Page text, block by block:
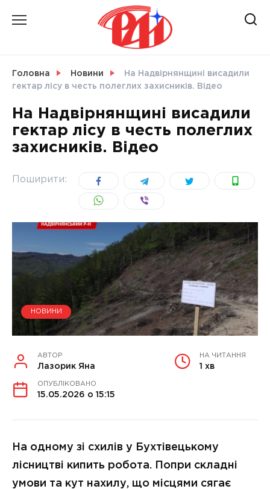
Головна Новини
На Надвірнянщині висадили
гектар лісу в честь полеглих захисників. Відео
На Надвірнянщині висадили
гектар лісу в честь полеглих
захисників. Відео
Поширити:
НОВИНИ
АВТОР
Лазорик Яна
НА ЧИТАННЯ
1 хв
ОПУБЛІКОВАНО
15.05.2026 о 15:15
На одному зі схилів у Бухтівецькому
лісництві кипить робота. Попри складні
умови та кут нахилу, що місцями сягає